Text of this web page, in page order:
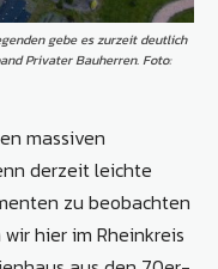
gebe es zurzeit deutlich
Privater Bauherren. Foto:
massiven
derzeit leichte
zu beobachten
hier im Rheinkreis